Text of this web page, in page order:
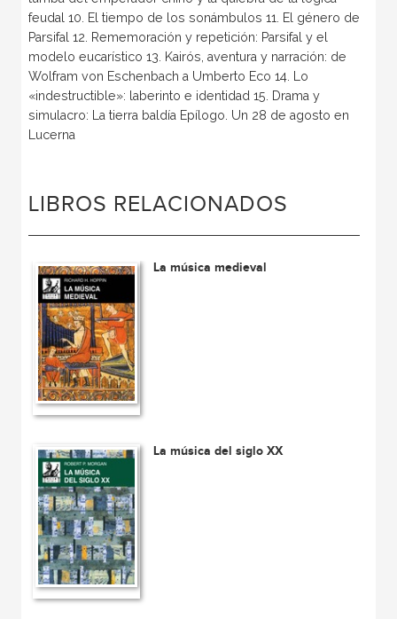
feudal 10. El tiempo de los sonámbulos 11. El género de
Parsifal 12. Rememoración y repetición: Parsifal y el
modelo eucarístico 13. Kairós, aventura y narración: de
Wolfram von Eschenbach a Umberto Eco 14. Lo
«indestructible»: laberinto e identidad 15. Drama y
simulacro: La tierra baldía Epílogo. Un 28 de agosto en
Lucerna
LIBROS RELACIONADOS
La música medieval
La música del siglo XX